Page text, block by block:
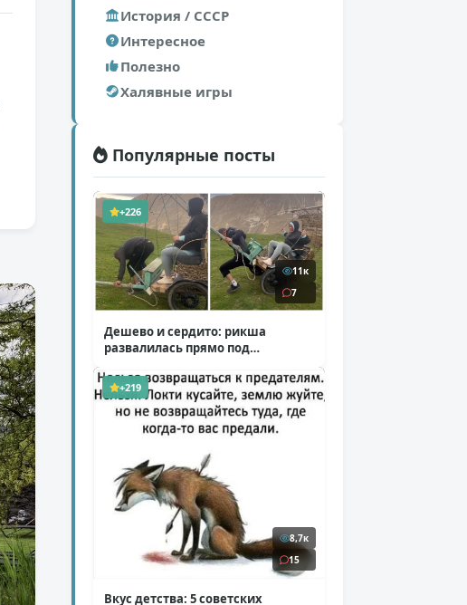
История / СССР
Интересное
Полезно
Халявные игры
Популярные посты
+226
11к
7
Дешево и сердито: рикша
развалилась прямо под
+219
8,7к
15
Вкус детства: 5 советских